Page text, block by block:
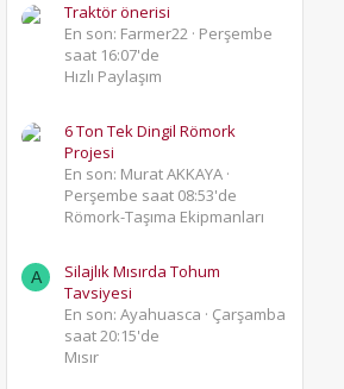
Traktör önerisi
En son: Farmer22 Perşembe
saat 16:07'de
Hızlı Paylaşım
6 Ton Tek Dingil Römork
Projesi
En son: Murat AKKAYA
Perşembe saat 08:53'de
Römork-Taşıma Ekipmanları
A
Silajlık Mısırda Tohum
Tavsiyesi
En son: Ayahuasca
Çarşamba
saat 20:15'de
Mısır